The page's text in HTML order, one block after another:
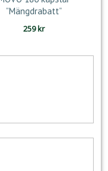
”Mängdrabatt”
259kr